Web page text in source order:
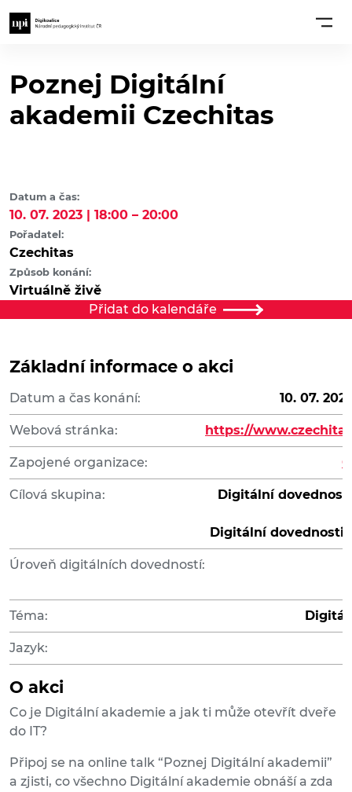
Poznej Digitální
akademii Czechitas
Datum a čas:
10. 07. 2023 | 18:00 – 20:00
Pořadatel:
Czechitas
Způsob konání:
Virtuálně živě
Přidat do kalendáře
Základní informace o akci
Datum a čas konání: 10. 07.
Webová stránka: https://
Zapojené organizace:
Cílová skupina: Digitální
Digitální dovednosti
Úroveň digitálních dovedností:
Téma:
Jazyk:
O akci
Co je Digitální akademie a jak ti může otevřít dveře
do IT?
Připoj se na online talk “Poznej Digitální akademii”
a zjisti, co všechno Digitální akademie obnáší a zda